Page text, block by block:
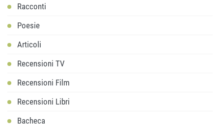
Racconti
Poesie
Articoli
Recensioni TV
Recensioni Film
Recensioni Libri
Bacheca